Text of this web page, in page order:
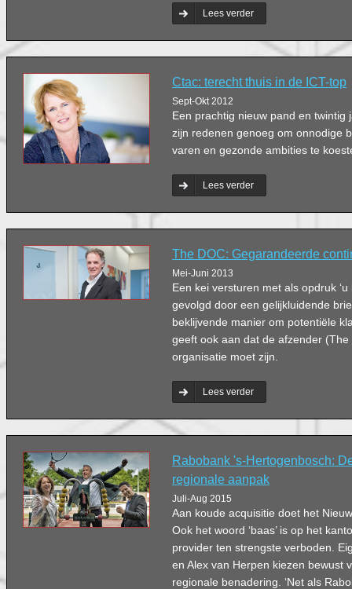
trots onze Bossche Twin
mede-eigenaar van BDO
de Raad van Bestuur.
Lees verder
Ctac: terecht thuis in de ICT-top
Sept-Okt 2012
Een prachtig nieuw pand en twintig
zijn redenen genoeg om onnodige
varen en gezonde ambities te
Lees verder
The DOC: Gegarandeerde
Mei-Juni 2013
Een kei versturen met als opdruk
gevolgd door een gelijkluidende
beklijvende manier om potentiële
geeft ook aan dat de afzender
organisatie moet zijn.
Lees verder
Rabobank 's-Hertogenbosch:
regionale aanpak
Juli-Aug 2015
Aan koude acquisitie doet het
Ook het woord ‘baas’ is op het
provider ten strengste verboden.
en Alex van Herpen kiezen bewust
regionale benadering. ‘Net als